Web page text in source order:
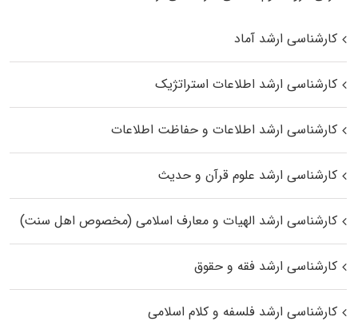
کارشناسی ارشد آماد
کارشناسی ارشد اطلاعات استراتژیک
کارشناسی ارشد اطلاعات و حفاظت اطلاعات
کارشناسی ارشد علوم قرآن و حدیث
کارشناسی ارشد الهیات و معارف اسلامی (مخصوص اهل سنت)
کارشناسی ارشد فقه و حقوق
کارشناسی ارشد فلسفه و کلام اسلامی